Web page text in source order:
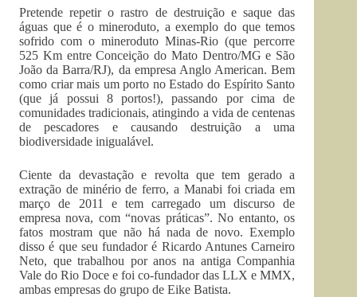
Pretende repetir o rastro de destruição e saque das
águas que é o mineroduto, a exemplo do que temos
sofrido com o mineroduto Minas-Rio (que percorre
525 Km entre Conceição do Mato Dentro/MG e São
João da Barra/RJ), da empresa Anglo American. Bem
como criar mais um porto no Estado do Espírito Santo
(que já possui 8 portos!), passando por cima de
comunidades tradicionais, atingindo a vida de centenas
de pescadores e causando destruição a uma
biodiversidade inigualável.
Ciente da devastação e revolta que tem gerado a
extração de minério de ferro, a Manabi foi criada em
março de 2011 e tem carregado um discurso de
empresa nova, com “novas práticas”. No entanto, os
fatos mostram que não há nada de novo. Exemplo
disso é que seu fundador é Ricardo Antunes Carneiro
Neto, que trabalhou por anos na antiga Companhia
Vale do Rio Doce e foi co-fundador das LLX e MMX,
ambas empresas do grupo de Eike Batista.